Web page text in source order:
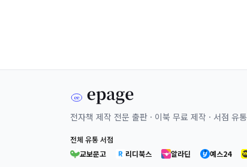
전자책 제작 전문 출판 · 이북 무료 제작 · 서점 유통
전체 유통 서점
교보문고
리디북스 알라딘 예스24